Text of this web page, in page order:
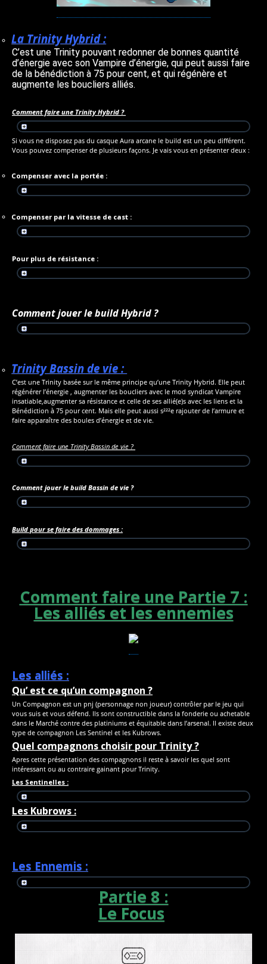
La Trinity Hybrid :
C’est une Trinity pouvant redonner de bonnes quantité
d’énergie avec son Vampire d’énergie, qui peut aussi faire
de la bénédiction à 75 pour cent, et qui régénère et
augmente les boucliers alliés.
Comment faire une Trinity Hybrid ?
Si vous ne disposez pas du casque Aura arcane le build est un peu différent.
Vous pouvez compenser de plusieurs façons. Je vais vous en présenter deux :
Compenser avec la portée :
Compenser par la vitesse de cast :
Pour plus de résistance :
Comment jouer le build Hybrid ?
Trinity Bassin de vie :
C’est une Trinity basée sur le même principe qu’une Trinity Hybrid. Elle peut
régénérer l’énergie , augmenter les boucliers avec le mod syndicat Vampire
insatiable,augmenter sa résistance et celle de ses allié(e)s avec les liens et la
Bénédiction à 75 pour cent. Mais elle peut aussi s²²²e rajouter de l’armure et
faire apparaître des boules d’énergie et de vie.
Comment faire une Trinity Bassin de vie ?
Comment jouer le build Bassin de vie ?
Build pour se faire des dommages :
Comment faire une Partie 7 :
Les alliés et les ennemies
Les alliés :
Qu’ est ce qu’un compagnon ?
Un Compagnon est un pnj (personnage non joueur) contrôler par le jeu qui
vous suis et vous défend. Ils sont constructible dans la fonderie ou achetable
dans le Marché contre des platiniums et équitable dans l’arsenal. Il existe deux
type de compagnon Les Sentinel et les Kubrows.
Quel compagnons choisir pour Trinity ?
Apres cette présentation des compagnons il reste à savoir les quel sont
intéressant ou au contraire gainant pour Trinity.
Les Sentinelles :
Les Kubrows :
Les Ennemis :
Partie 8 :
Le Focus